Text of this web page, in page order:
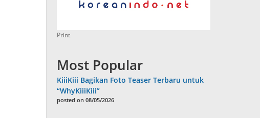
Print
Most Popular
KiiiKiii Bagikan Foto Teaser Terbaru untuk
“WhyKiiiKiii”
posted on 08/05/2026